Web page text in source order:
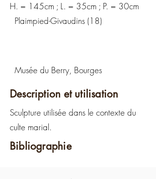
H. = 145cm ; L. = 35cm ; P. = 30cm
Plaimpied-Givaudins (18)
Musée du Berry, Bourges
Description et utilisation
Sculpture utilisée dans le contexte du
culte marial.
Bibliographie